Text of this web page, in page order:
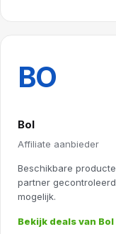
BO
Bol
Affiliate aanbieder
Beschikbare
partner
mogelijk.
Bekijk deals van